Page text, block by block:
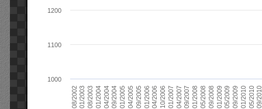
08/200201/200308/200301/200404/200409/200401/200504/200509/200501/200604/200610/200601/200704/200709/200701/200805/200809/200801/200905/200909/200901/201005/201009/
1000
1100
1200